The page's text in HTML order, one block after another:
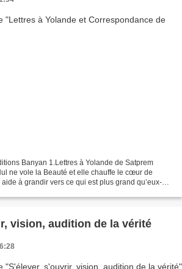
Banyan 1.Lettres à Yolande de Satprem
ne vole la Beauté et elle chauffe le cœur de
à grandir vers ce qui est plus grand qu’eux-
vision, audition de la vérité